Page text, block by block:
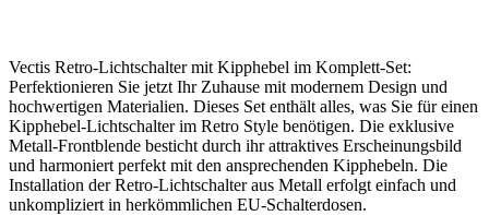
Vectis Retro-Lichtschalter mit Kipphebel im Komplett-Set:
Perfektionieren Sie jetzt Ihr Zuhause mit modernem Design und
hochwertigen Materialien. Dieses Set enthält alles, was Sie für einen
Kipphebel-Lichtschalter im Retro Style benötigen. Die exklusive
Metall-Frontblende besticht durch ihr attraktives Erscheinungsbild
und harmoniert perfekt mit den ansprechenden Kipphebeln. Die
Installation der Retro-Lichtschalter aus Metall erfolgt einfach und
unkompliziert in herkömmlichen EU-Schalterdosen.